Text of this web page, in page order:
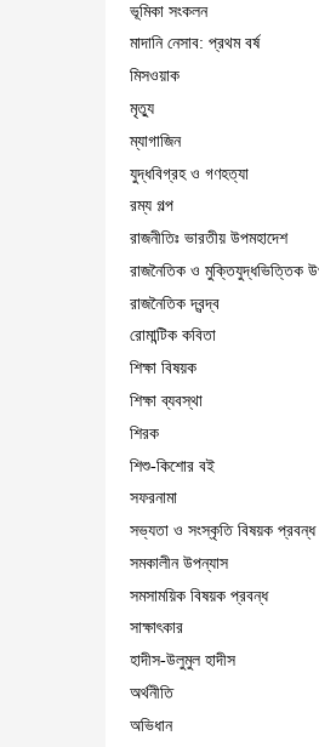
ভূমিকা সংকলন
মাদানি নেসাব: প্রথম বর্ষ
মিসওয়াক
মৃত্যু
ম্যাগাজিন
যুদ্ধবিগ্রহ ও গণহত্যা
রম্য গল্প
রাজনীতিঃ ভারতীয় উপমহাদেশ
রাজনৈতিক ও মুক্তিযুদ্ধভিত্তিক
রাজনৈতিক দ্বন্দ্ব
রোমান্টিক কবিতা
শিক্ষা বিষয়ক
শিক্ষা ব্যবস্থা
শিরক
শিশু-কিশোর বই
সফরনামা
সভ্যতা ও সংস্কৃতি বিষয়ক প্রবন্ধ
সমকালীন উপন্যাস
সমসাময়িক বিষয়ক প্রবন্ধ
সাক্ষাৎকার
হাদীস-উলুমুল হাদীস
অর্থনীতি
অভিধান